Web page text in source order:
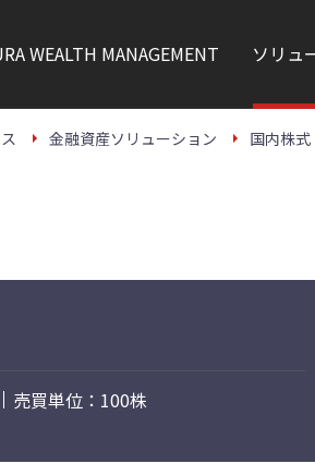
WEALTH MANAGEMENT ソリュ
金融資産ソリューション 国内株式
売買単位：100株